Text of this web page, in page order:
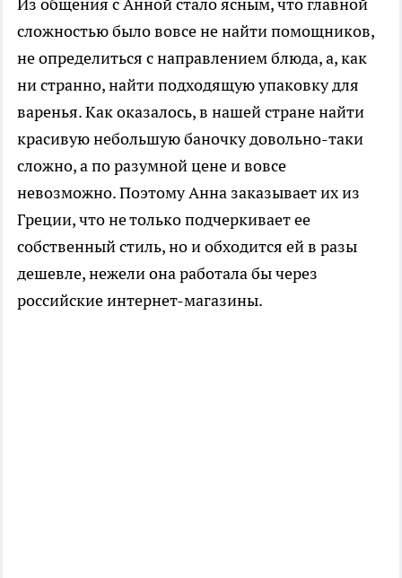
Из общения с Анной стало ясным, что главной
сложностью было вовсе не найти помощников,
не определиться с направлением блюда, а, как
ни странно, найти подходящую упаковку для
варенья. Как оказалось, в нашей стране найти
красивую небольшую баночку довольно-таки
сложно, а по разумной цене и вовсе
невозможно. Поэтому Анна заказывает их из
Греции, что не только подчеркивает ее
собственный стиль, но и обходится ей в разы
дешевле, нежели она работала бы через
российские интернет-магазины.